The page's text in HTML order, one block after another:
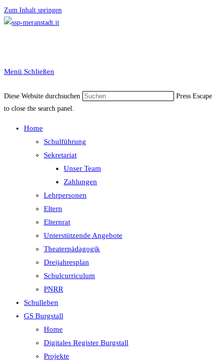
Zum Inhalt springen
Menü Schließen
Diese Website durchsuchen
Press Escape
to close the search panel.
Home
Schulführung
Sekretariat
Unser Team
Zahlungen
Lehrpersonen
Eltern
Elternrat
Unterstützende Angebote
Theaterpädagogik
Dreijahresplan
Schulcurriculum
PNRR
Schulleben
GS Burgstall
Home
Digitales Register Burgstall
Projekte